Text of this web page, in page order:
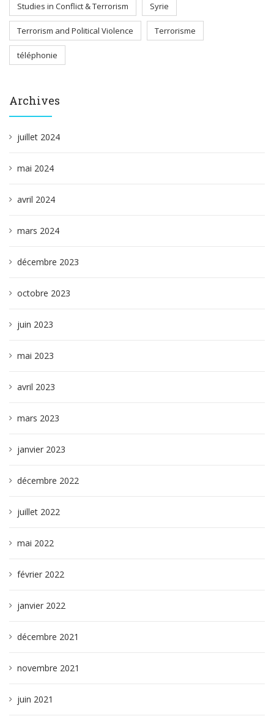
Studies in Conflict & Terrorism Syrie
Terrorism and Political Violence Terrorisme
téléphonie
Archives
juillet 2024
mai 2024
avril 2024
mars 2024
décembre 2023
octobre 2023
juin 2023
mai 2023
avril 2023
mars 2023
janvier 2023
décembre 2022
juillet 2022
mai 2022
février 2022
janvier 2022
décembre 2021
novembre 2021
juin 2021